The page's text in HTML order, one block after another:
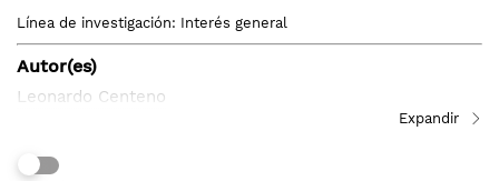
comienzo
de
la
galería
Línea de investigación: Interés general
Autor(es)
Leonardo Centeno